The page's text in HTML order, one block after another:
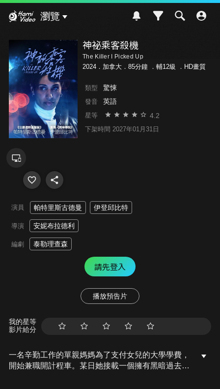
瀏覽
神祕乘客殺機
The Killer I Picked Up
2024．加拿大．85分鐘 ． 輔12級 ．HD畫質
類型 驚悚
發音 英語
星等 4.2
下架時間 2027年01月31日
演員 帕特里斯古德曼 伊登邱比特
導演 安妮布拉德利
編劇 泰勒理查森
請先登入
播放預告片
我的星等
影片給分
一名辛勤工作的單親媽媽為了支付女兒的大學學費，
開始兼職開計程車。某日她接載一個擁有黑暗過去的